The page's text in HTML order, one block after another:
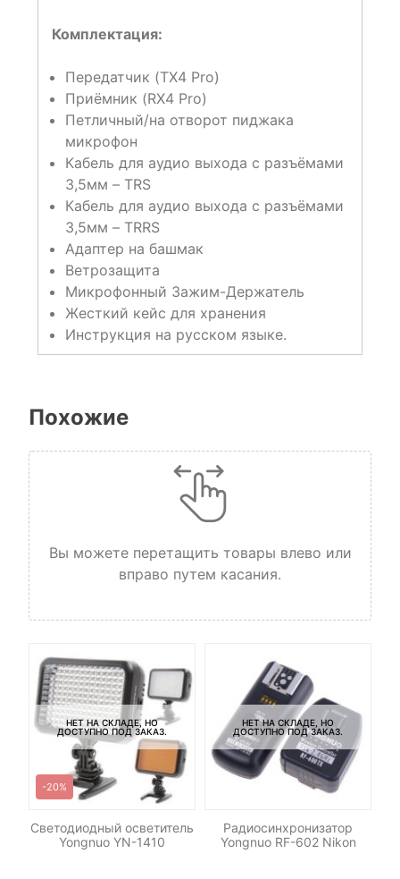
Комплектация:
Передатчик (TX4 Pro)
Приёмник (RX4 Pro)
Петличный/на отворот пиджака
микрофон
Кабель для аудио выхода c разъёмами
3,5мм – TRS
Кабель для аудио выхода c разъёмами
3,5мм – TRRS
Адаптер на башмак
Ветрозащита
Микрофонный Зажим-Держатель
Жесткий кейс для хранения
Инструкция на русском языке.
Похожие
Вы можете перетащить товары влево или
вправо путем касания.
НЕТ НА СКЛАДЕ, НО
ДОСТУПНО ПОД ЗАКАЗ.
-20%
Светодиодный осветитель
Yongnuo YN-1410
НЕТ НА СКЛАДЕ, НО
ДОСТУПНО ПОД ЗАКАЗ.
Радиосинхронизатор
Yongnuo RF-602 Nikon